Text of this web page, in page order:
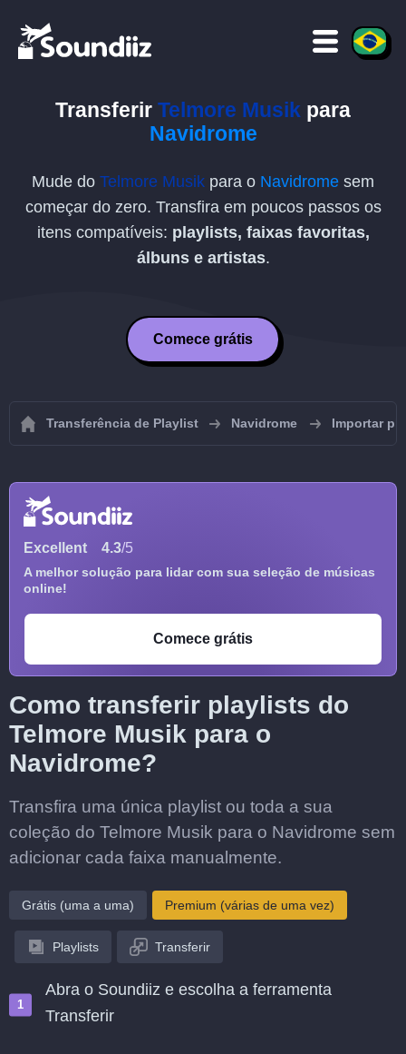
Transferir Telmore Musik para
Navidrome
Mude do Telmore Musik para o Navidrome sem
começar do zero. Transfira em poucos passos os
itens compatíveis: playlists, faixas favoritas,
álbuns e artistas.
Comece grátis
Transferência de Playlist Navidrome Importar
Excellent 4.3/5
A melhor solução para lidar com sua seleção de músicas
online!
Comece grátis
Como transferir playlists do
Telmore Musik para o
Navidrome?
Transfira uma única playlist ou toda a sua
coleção do Telmore Musik para o Navidrome sem
adicionar cada faixa manualmente.
Grátis (uma a uma) Premium (várias de uma vez)
Playlists Transferir
Abra o Soundiiz e escolha a ferramenta
Transferir